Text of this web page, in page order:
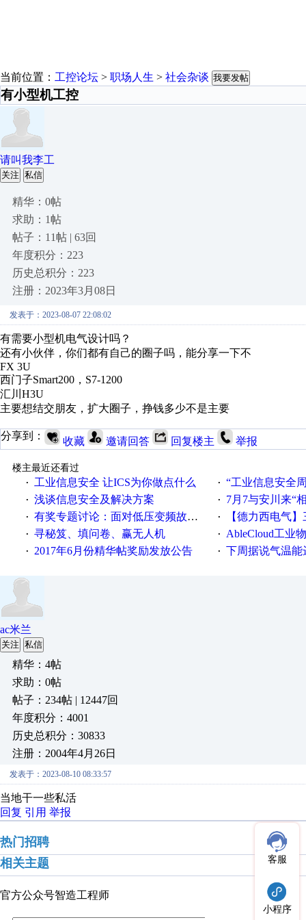
当前位置： 工控论坛 > 职场人生 > 社会杂谈 我要发帖
有小型机工控
请叫我李工
关注 私信
精华：0帖
求助：1帖
帖子：11帖 | 63回
年度积分：223
历史总积分：223
注册：2023年3月08日
发表于：2023-08-07 22:08:02
有需要小型机电气设计吗？
还有小伙伴，你们都有自己的圈子吗，能分享一下不
FX 3U
西门子Smart200， S7-1200
汇川H3U
主要想结交朋友，扩大圈子，挣钱多少不是主要
分享到： 收藏 邀请回答 回复楼主 举报
楼主最近还看过
·
工业信息安全 让ICS为你做点什么 · “工业信息安全周之我见”
· 浅谈信息安全及解决方案 · 7月7与安川来“
· 有奖专题讨论：面对低压变频故障，老手是这样解决的！ · 【德力西电气】三
· 寻秘笈、填问卷、赢无人机 · AbleCloud工业物联
· 2017年6月份精华帖奖励发放公告 · 下周据说气温能
ac米兰
关注 私信
精华：4帖
求助：0帖
帖子：234帖 | 12447回
年度积分：4001
历史总积分：30833
注册：2004年4月26日
发表于：2023-08-10 08:33:57
当地干一些私活
回复 引用 举报
热门招聘
相关主题
官方公众号智造工程师
客服
小程序